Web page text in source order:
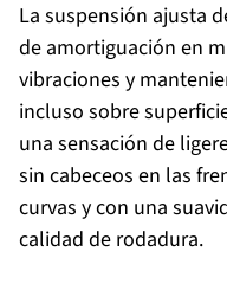
La suspensión ajusta
de amortiguación en
vibraciones y
incluso sobre
una sensación de
sin cabeceos en las
curvas y con una
calidad de rodadura.